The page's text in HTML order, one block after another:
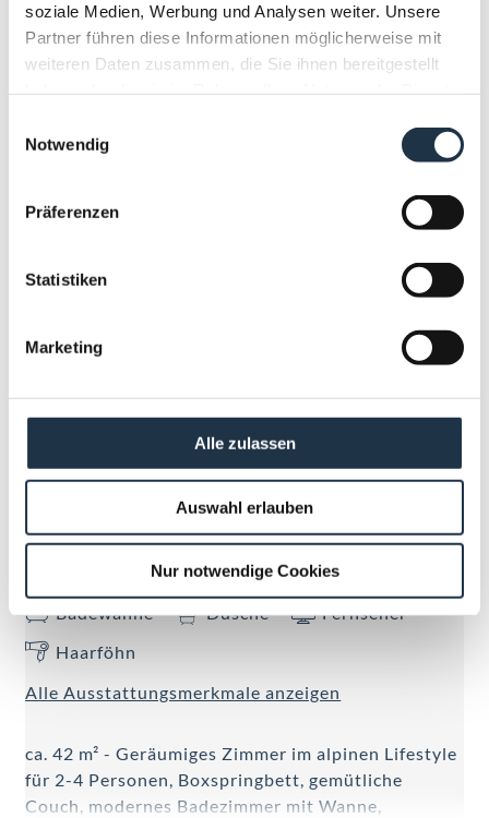
soziale Medien, Werbung und Analysen weiter. Unsere
Partner führen diese Informationen möglicherweise mit
weiteren Daten zusammen, die Sie ihnen bereitgestellt
Notwendig
Präferenzen
Statistiken
Marketing
Alle zulassen
Auswahl erlauben
Nur notwendige Cookies
13
ALPINE SUITE
FÜR 2 PERSONEN VERFÜGBAR
Max.: 4 Personen 42m
Aussicht auf eine Berglandschaft
Badewanne
Dusche
Fernseher
Haarföhn
Alle Ausstattungsmerkmale anzeigen
ca. 42 m² - Geräumiges Zimmer im alpinen Lifestyle
für 2-4 Personen, Boxspringbett, gemütliche
Couch, modernes Badezimmer mit Wanne,